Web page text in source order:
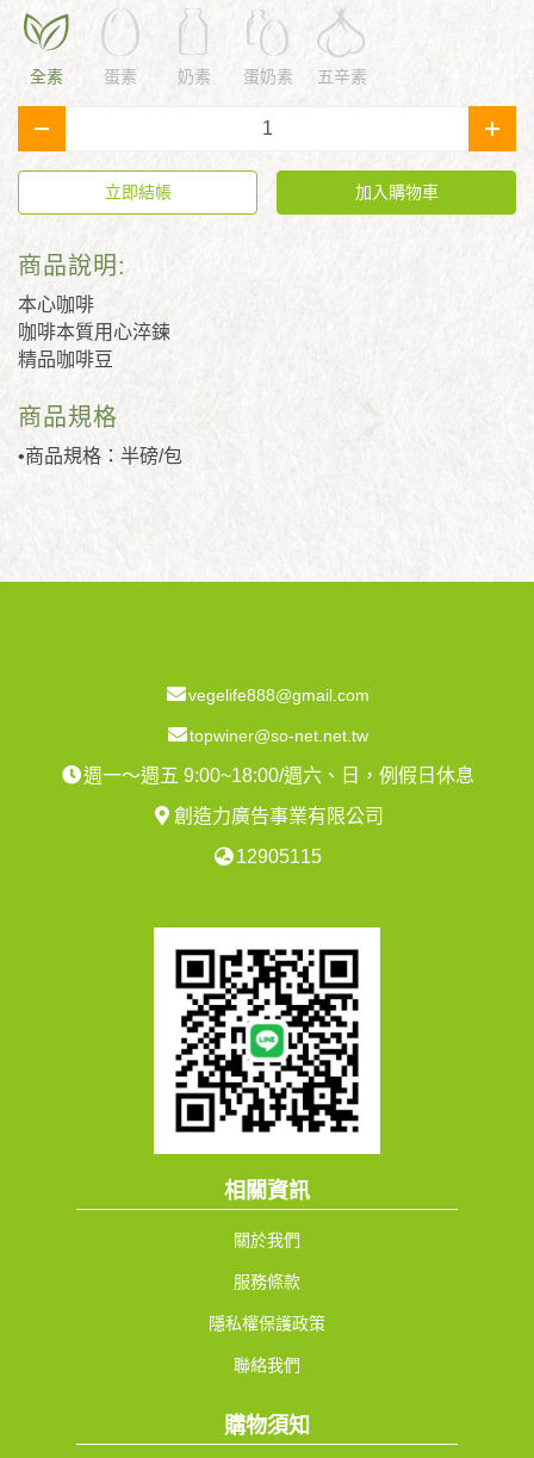
全素 蛋素 奶素 蛋奶素 五辛素
- +
立即結帳 加入購物車
商品說明:
本心咖啡
咖啡本質用心淬鍊
精品咖啡豆
商品規格
•商品規格：半磅/包
vegelife888@gmail.com
topwiner@so-net.net.tw
週一～週五 9:00~18:00/週六、日，例假日休息
創造力廣告事業有限公司
12905115
相關資訊
關於我們
服務條款
隱私權保護政策
聯絡我們
購物須知